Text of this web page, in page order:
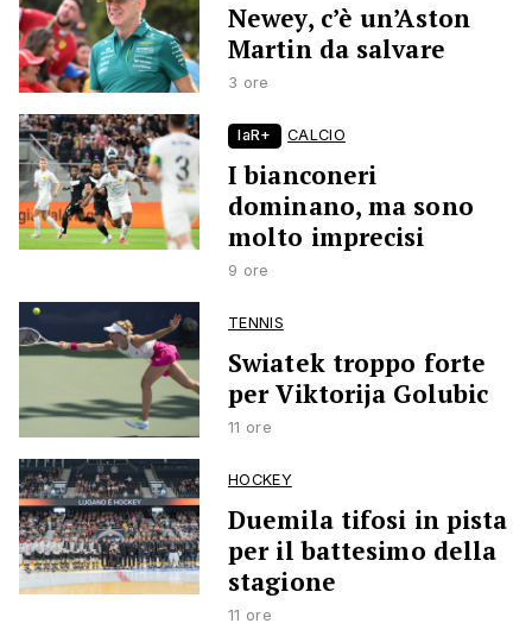
Newey, c’è un’Aston
Martin da salvare
3 ore
laR+ CALCIO
I bianconeri
dominano, ma sono
molto imprecisi
9 ore
TENNIS
Swiatek troppo forte
per Viktorija Golubic
11 ore
HOCKEY
Duemila tifosi in pista
per il battesimo della
stagione
11 ore